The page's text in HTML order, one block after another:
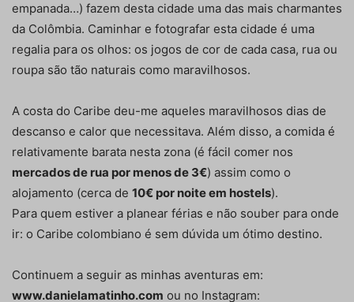
empanada…) fazem desta cidade uma das mais charmantes
da Colômbia. Caminhar e fotografar esta cidade é uma
regalia para os olhos: os jogos de cor de cada casa, rua ou
roupa são tão naturais como maravilhosos.
A costa do Caribe deu-me aqueles maravilhosos dias de
descanso e calor que necessitava. Além disso, a comida é
relativamente barata nesta zona (é fácil comer nos
mercados de rua por menos de 3€) assim como o
alojamento (cerca de 10€ por noite em hostels).
Para quem estiver a planear férias e não souber para onde
ir: o Caribe colombiano é sem dúvida um ótimo destino.
Continuem a seguir as minhas aventuras em:
www.danielamatinho.com ou no Instagram: